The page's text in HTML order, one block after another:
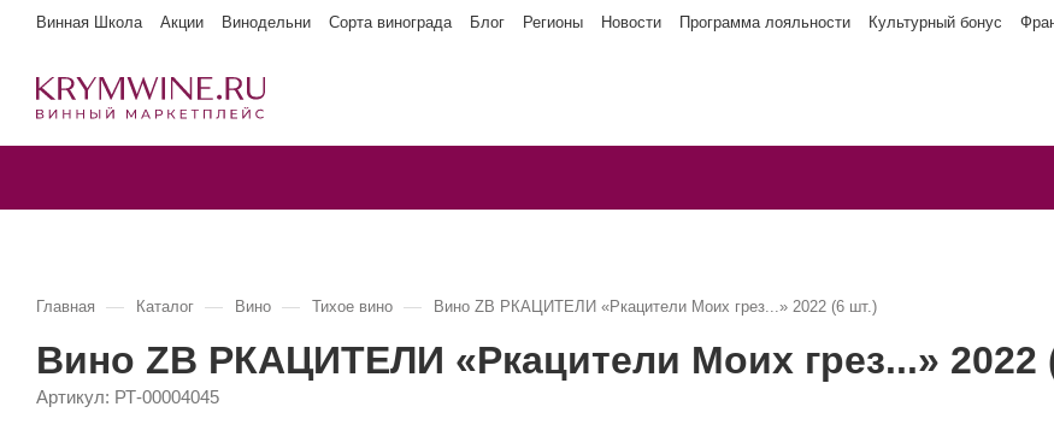
Винная Школа Акции Винодельни Сорта винограда Блог Регионы Новости Программа лояльности Культурный бонус
Главная — Каталог — Вино — Тихое вино — Вино ZB РКАЦИТЕЛИ «Ркацители Моих грез...» 2022 (6 шт.)
Вино ZB РКАЦИТЕЛИ «Ркацители Моих грез...» 2022
Артикул: РТ-00004045